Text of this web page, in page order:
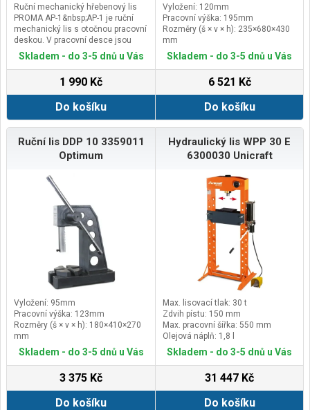
Ruční mechanický hřebenový lis
PROMA AP-1&nbsp;AP-1 je ruční
mechanický lis s otočnou pracovní
deskou. V pracovní desce jsou
čtyři volitelné šířky drážek. Používá
se na lisování a rozlisování
dílců. Lis je stabilní konstrukce z
kvalitní šedé litiny. Najde uplatnění
ve strojírenství, zámečnictví i
autoservisech.&nbsp;Hlavní
výhody&nbsp;
Vhodný pro lehkou práci,
děrování&nbsp;Tělo lité z vysoce
kvalitní litiny&nbsp;Nejvíce se hodí
pro rychlé a přesné
práce&nbsp;Stůl má 4 velikosti
drážek&nbsp;Možnost upevnění k
desce stolu přes otvory pro
montáž&nbsp;Součásti dodávky
hřebenového lisu PROMA AP-
Otočná deska&nbsp;Ovládací páka
Skladem - do 3-5 dnů u Vás
1 990 Kč
Do košíku
Vyložení: 120mm
Pracovní výška: 195mm
Rozměry (š × v × h): 235×680×430
mm
Hmotnost: 33 kg
Skladem - do 3-5 dnů u Vás
6 521 Kč
Do košíku
Ruční lis DDP 10 3359011
Optimum
Vyložení: 95mm
Pracovní výška: 123mm
Rozměry (š × v × h): 180×410×270
mm
Hmotnost: 14 kg
Skladem - do 3-5 dnů u Vás
3 375 Kč
Do košíku
Hydraulický lis WPP 30 E
6300030 Unicraft
Max. lisovací tlak: 30 t
Zdvih pístu: 150 mm
Max. pracovní šířka: 550 mm
Olejová náplň: 1,8 l
Skladem - do 3-5 dnů u Vás
31 447 Kč
Do košíku